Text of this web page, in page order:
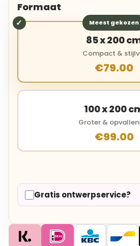
Formaat
Meest gekozen
85 x 200
Compact &
€79.00
100 x 200
Groter &
€99.00
Gratis ontwerpservice?